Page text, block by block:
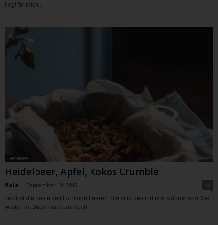
liegt für mich...
Leckeres
Heidelbeer, Apfel, Kokos Crumble
fiala - September 19, 2019
Jetzt ist die beste Zeit für Heidelbeeren. Sie sind gesund und kalorienarm. Sie
warten im Supermarkt auf euch.